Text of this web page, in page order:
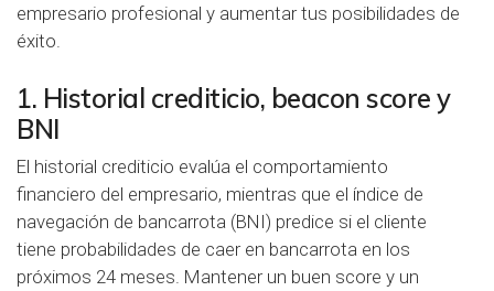
empresario profesional y aumentar tus posibilidades de
éxito.
1. Historial crediticio, beacon score y
BNI
El historial crediticio evalúa el comportamiento
financiero del empresario, mientras que el índice de
navegación de bancarrota (BNI) predice si el cliente
tiene probabilidades de caer en bancarrota en los
próximos 24 meses. Mantener un buen score y un